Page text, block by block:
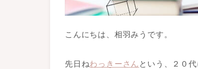
こんにちは、相羽みうです。
先日ねわっきーさん という、２０